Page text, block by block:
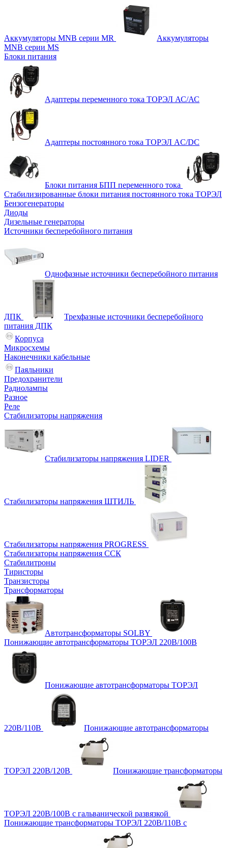
Аккумуляторы MNB серии MR
Аккумуляторы
MNB серии MS
Блоки питания
Адаптеры переменного тока ТОРЭЛ АС/АС
Адаптеры постоянного тока ТОРЭЛ AC/DC
Блоки питания БПП переменного тока
Стабилизированные блоки питания постоянного тока ТОРЭЛ
Бензогенераторы
Диоды
Дизельные генераторы
Источники бесперебойного питания
Однофазные источники бесперебойного питания
ДПК
Трехфазные источники бесперебойного
питания ДПК
Корпуса
Микросхемы
Наконечники кабельные
Паяльники
Предохранители
Радиолампы
Разное
Реле
Стабилизаторы напряжения
Стабилизаторы напряжения LIDER
Стабилизаторы напряжения ШТИЛЬ
Стабилизаторы напряжения PROGRESS
Стабилизаторы напряжения ССК
Стабилитроны
Тиристоры
Транзисторы
Трансформаторы
Автотрансформаторы SOLBY
Понижающие автотрансформаторы ТОРЭЛ 220В/100В
Понижающие автотрансформаторы ТОРЭЛ
220В/110В Понижающие автотрансформаторы
ТОРЭЛ 220В/120В Понижающие трансформаторы
ТОРЭЛ 220В/100В с гальванической развязкой
Понижающие трансформаторы ТОРЭЛ 220В/110В с